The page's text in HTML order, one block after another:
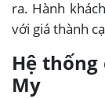
ra. Hành
với giá thành
Hệ
My